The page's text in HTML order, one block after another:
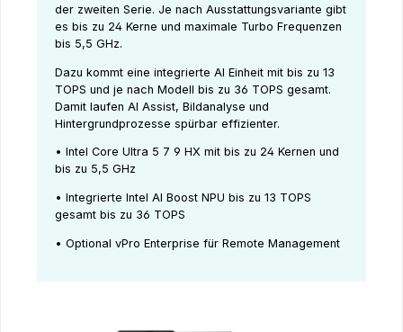
der zweiten Serie. Je nach Ausstattungsvariante gibt
es bis zu 24 Kerne und maximale Turbo Frequenzen
bis 5,5 GHz.
Dazu kommt eine integrierte AI Einheit mit bis zu 13
TOPS und je nach Modell bis zu 36 TOPS gesamt.
Damit laufen AI Assist, Bildanalyse und
Hintergrundprozesse spürbar effizienter.
• Intel Core Ultra 5 7 9 HX mit bis zu 24 Kernen und
bis zu 5,5 GHz
• Integrierte Intel AI Boost NPU bis zu 13 TOPS
gesamt bis zu 36 TOPS
• Optional vPro Enterprise für Remote Management